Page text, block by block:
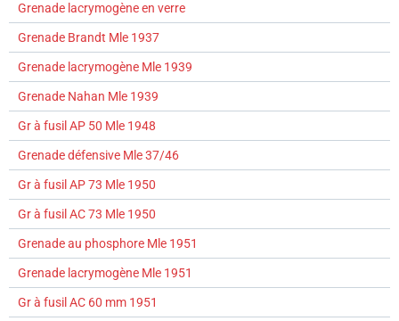
Grenade lacrymogène en verre
Grenade Brandt Mle 1937
Grenade lacrymogène Mle 1939
Grenade Nahan Mle 1939
Gr à fusil AP 50 Mle 1948
Grenade défensive Mle 37/46
Gr à fusil AP 73 Mle 1950
Gr à fusil AC 73 Mle 1950
Grenade au phosphore Mle 1951
Grenade lacrymogène Mle 1951
Gr à fusil AC 60 mm 1951